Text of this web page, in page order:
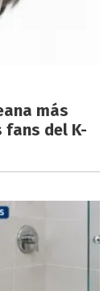
más
del K-